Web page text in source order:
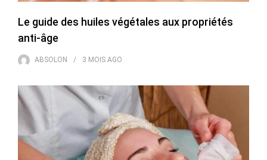
Le guide des huiles végétales aux propriétés
anti-âge
ABSOLON 3 MOIS AGO